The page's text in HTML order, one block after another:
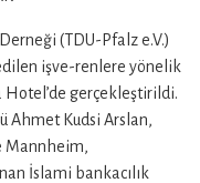
(TDU-Pfalz e.V.)
işve-renlere yönelik
Hotel’de gerçekleştirildi.
Ahmet Kudsi Arslan,
Mannheim,
İslami bankacılık